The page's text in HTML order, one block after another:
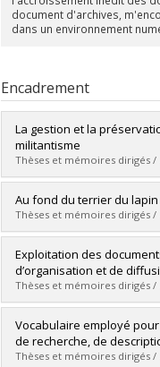
document d'archives,
dans un environnement
Encadrement
La gestion et la
militantisme
Thèses et mémoires dirigés /
Diplômé(e) :Danakas,
Cycle : Maîtrise
Diplôme obtenu :M.S.I.
Lien vers le document
Au fond du terrier du
Thèses et mémoires dirigés /
Diplômé(e) :Lacroix,
Cycle :Maîtrise
Diplôme obtenu :M.S.I.
Lien vers le document
Exploitation des
d’organisation et de
Thèses et mémoires dirigés /
Diplômé(e) :Côté-
Cycle :Doctorat
Diplôme obtenu :Ph. D.
Vocabulaire employé
de recherche, de
Thèses et mémoires dirigés /